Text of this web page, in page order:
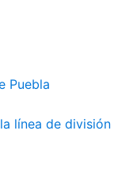
Puebla
línea de división